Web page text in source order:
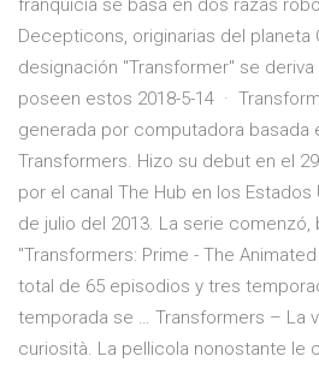
franquicia se basa en dos razas
Decepticons, originarias del planeta
designación "Transformer" se
poseen estos 2018-5-14 ·
generada por computadora basada
Transformers. Hizo su debut en el
por el canal The Hub en los
de julio del 2013. La serie comenzó,
"Transformers: Prime - The
total de 65 episodios y tres
temporada se … Transformers – La
curiosità. La pellicola nonostante le